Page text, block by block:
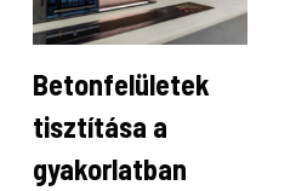
Betonfelületek
tisztítása a
gyakorlatban